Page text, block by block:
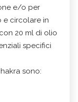
e/o per
e circolare in
20 ml di olio
specifici
sono: